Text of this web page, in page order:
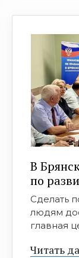
В
по
Сделать
людям
главная
Читать